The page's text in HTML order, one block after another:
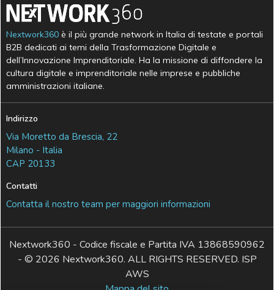
Nextwork360 è il più grande network in Italia di testate e portali
B2B dedicati ai temi della Trasformazione Digitale e
dell’Innovazione Imprenditoriale. Ha la missione di diffondere la
cultura digitale e imprenditoriale nelle imprese e pubbliche
amministrazioni italiane.
Indirizzo
Via Moretto da Brescia, 22
Milano - Italia
CAP 20133
Contatti
Contatta il nostro team per maggiori informazioni
Nextwork360 - Codice fiscale e Partita IVA 13868590962
- © 2026 Nextwork360. ALL RIGHTS RESERVED. ISP
AWS